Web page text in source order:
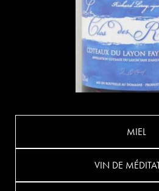
MIEL
VIN DE